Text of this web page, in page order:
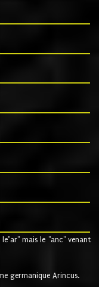
mais le "anc" venant
germanique Arincus.